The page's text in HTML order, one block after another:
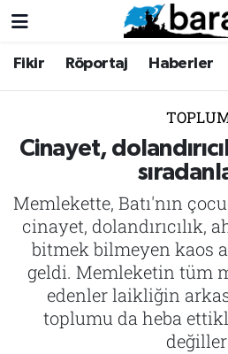
Fikir Röportaj Haberler
Cinayet,
Memlekette, Batı'nın
cinayet, dolandırıcılık,
bitmek bilmeyen kaos
geldi. Memleketin tüm
edenler laikliğin
toplumu da heba
Fikir
Haberler
Özel Haber
Tercüme
İktibas
Büyük Doğu-İbda
Fikir
Haberler
Özel Haber
Tercüme
İktibas
Büyük Doğu-İbda
Nöbetçi Eczaneler
Trafik Durumu
Süper Lig Puan Durumu
Tüm Manşetler
Son Dakika Haberleri